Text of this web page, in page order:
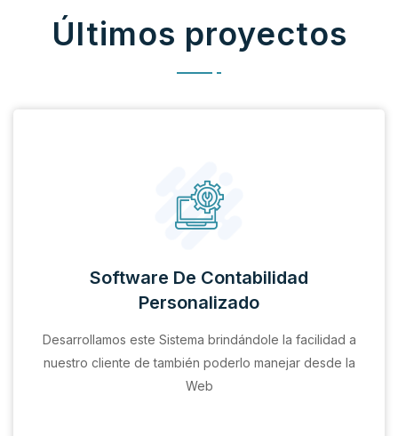
Últimos proyectos
Software De Contabilidad
Personalizado
Desarrollamos este Sistema brindándole la facilidad a
nuestro cliente de también poderlo manejar desde la
Web